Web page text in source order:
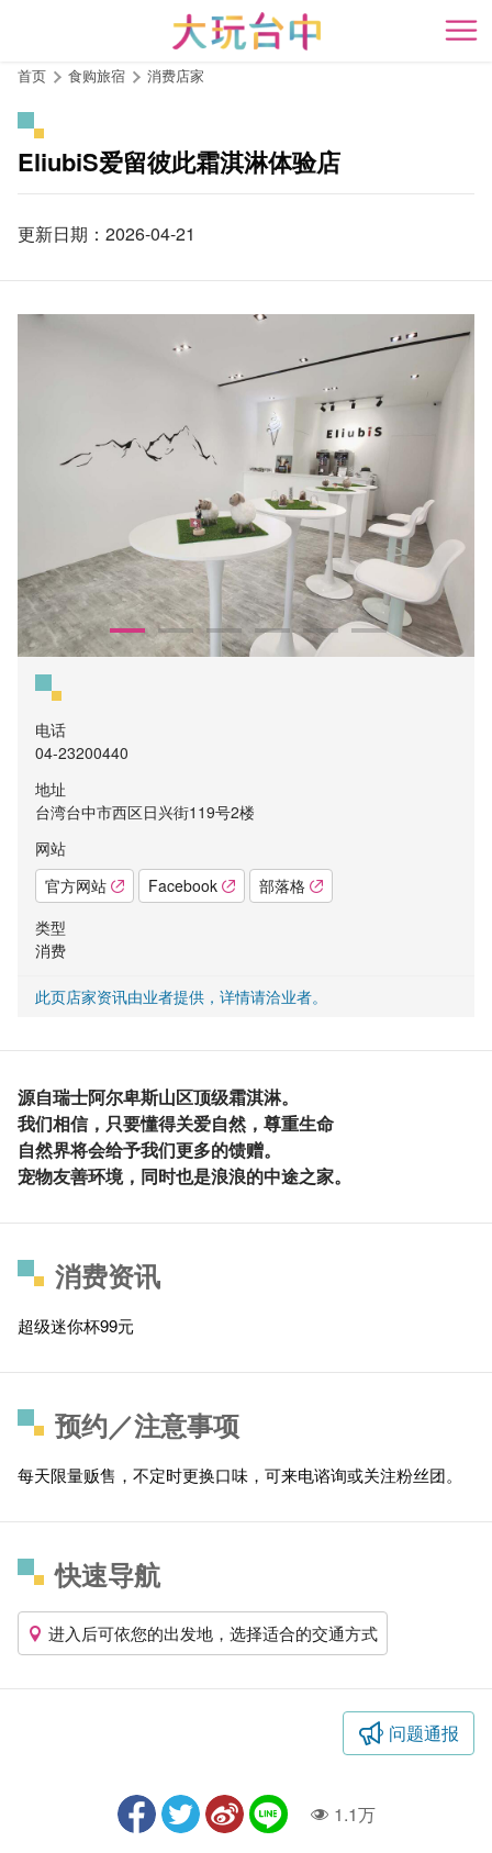
开
首页 食购旅宿 消费店家
EliubiS爱留彼此霜淇淋体验店
更新日期：2026-04-21
电话
04-23200440
地址
台湾台中市西区日兴街119号2楼
网站
官方网站
Facebook
部落格
类型
消费
此页店家资讯由业者提供，详情请洽业者。
源自瑞士阿尔卑斯山区顶级霜淇淋。
我们相信，只要懂得关爱自然，尊重生命
自然界将会给予我们更多的馈赠。
宠物友善环境，同时也是浪浪的中途之家。
消费资讯
超级迷你杯99元
预约／注意事项
每天限量贩售，不定时更换口味，可来电谘询或关注粉丝团。
快速导航
进入后可依您的出发地，选择适合的交通方式
问题通报
人气1.1万